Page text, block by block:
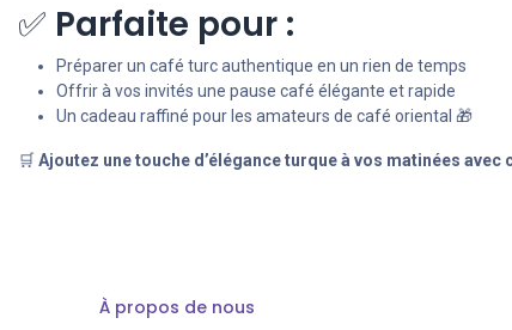
✅ Parfaite pour :
Préparer un café turc authentique en un rien de temps
Offrir à vos invités une pause café élégante et rapide
Un cadeau raffiné pour les amateurs de café oriental 🎁
🛒 Ajoutez une touche d’élégance turque à vos matinées
À propos de nous